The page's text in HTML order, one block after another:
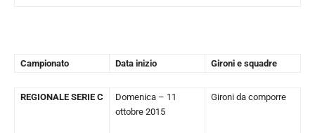
Campionato Data inizio Gironi e squadre
REGIONALE SERIE C
Domenica – 11
ottobre 2015
Gironi da comporre